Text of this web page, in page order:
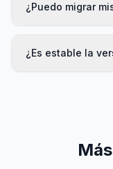
¿Puedo migrar
¿Es estable la